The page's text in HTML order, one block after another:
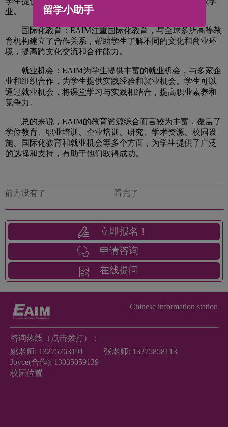
业。
国际化教育：EAIM注重国际化教育，与全球多所高等教
育机构建立了合作关系，帮助学生了解不同的文化和商业环
境，提高跨文化交流和合作能力。
就业机会：EAIM为学生提供丰富的就业机会，与多家企
业和组织合作，为学生提供实践经验和就业机会。学生可以
通过就业机会，将课堂学习与实践相结合，提高职业素养和
竞争力。
总的来说，EAIM的教育资源综合而言较为丰富，覆盖了
学位教育、职业培训、企业培训、研究、学术资源、校园设
施、国际化教育和就业机会等多个方面，为学生提供了广泛
的选择和支持，有助于他们取得成功。
前方没有了 看完了
立即报名！
申请咨询
在线提问
Chinese information station
咨询热线（点击拨打）：
姚老师: 13275763191 张老师: 13275858113
Joyce(合作): 13035059139
校园位置
留学小助手